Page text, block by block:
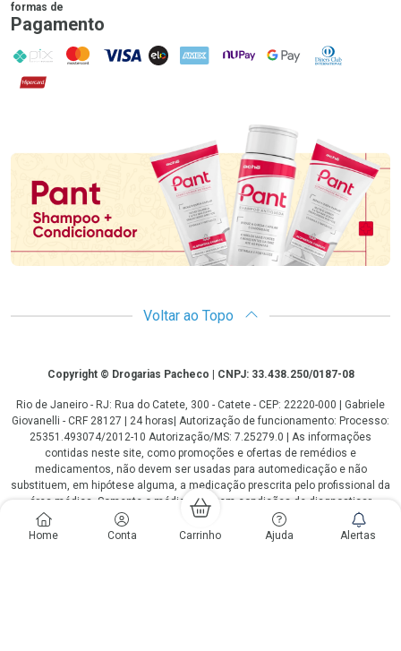
Home Conta Carrinho Ajuda Alertas
formas de
Pagamento
PIX MasterCard
VISA ELO AMEX NuPay Google PayDiners Club
Hipercard
Voltar ao Topo
CopyrightCopyright © Drogarias Pacheco | CNPJ: 33.438.250/0187-08
Rio de Janeiro - RJ: Rua do Catete, 300 - Catete - CEP: 22220-000 | Gabriele
Giovanelli - CRF 28127 | 24 horas| Autorização de funcionamento: Processo:
25351.493074/2012-10 Autorização/MS: 7.25279.0 | As informações
contidas neste site, como promoções e ofertas de remédios e
medicamentos, não devem ser usadas para automedicação e não
substituem, em hipótese alguma, a medicação prescrita pelo profissional da
área médica. Somente o médico está em condições de diagnosticar
qualquer problema de saúde e prescrever o tratamento adequado. Os
preços e as promoções são válidos apenas para compras via internet. As